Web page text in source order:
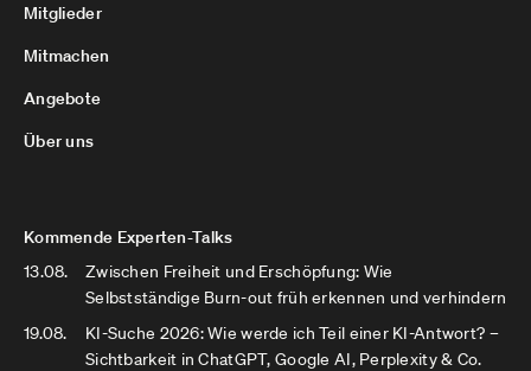
Mitglieder
Mitmachen
Angebote
Über uns
Kommende Experten-Talks
13.08.
Zwischen Freiheit und Erschöpfung: Wie
Selbstständige Burn-out früh erkennen und verhindern
19.08.
KI-Suche 2026: Wie werde ich Teil einer KI-Antwort? –
Sichtbarkeit in ChatGPT, Google AI, Perplexity & Co.